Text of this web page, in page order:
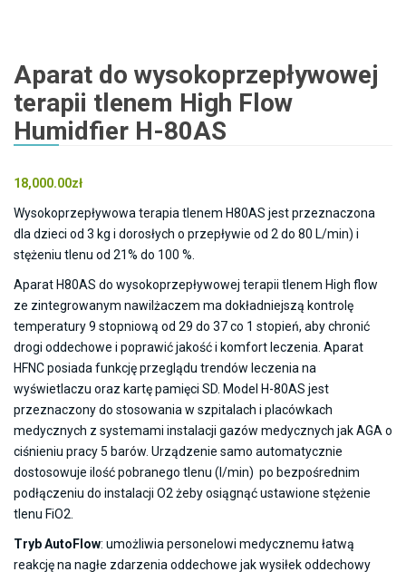
Aparat do wysokoprzepływowej
terapii tlenem High Flow
Humidfier H-80AS
18,000.00zł
Wysokoprzepływowa terapia tlenem H80AS jest przeznaczona
dla dzieci od 3 kg i dorosłych o przepływie od 2 do 80 L/min) i
stężeniu tlenu od 21% do 100 %.
Aparat H80AS do wysokoprzepływowej terapii tlenem High flow
ze zintegrowanym nawilżaczem ma dokładniejszą kontrolę
temperatury 9 stopniową od 29 do 37 co 1 stopień, aby chronić
drogi oddechowe i poprawić jakość i komfort leczenia. Aparat
HFNC posiada funkcję przeglądu trendów leczenia na
wyświetlaczu oraz kartę pamięci SD. Model H-80AS jest
przeznaczony do stosowania w szpitalach i placówkach
medycznych z systemami instalacji gazów medycznych jak AGA o
ciśnieniu pracy 5 barów. Urządzenie samo automatycznie
dostosowuje ilość pobranego tlenu (l/min) po bezpośrednim
podłączeniu do instalacji O2 żeby osiągnąć ustawione stężenie
tlenu FiO2.
Tryb AutoFlow: umożliwia personelowi medycznemu łatwą
reakcję na nagłe zdarzenia oddechowe jak wysiłek oddechowy